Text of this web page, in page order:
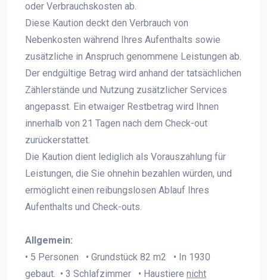
oder Verbrauchskosten ab.
Diese Kaution deckt den Verbrauch von
Nebenkosten während Ihres Aufenthalts sowie
zusätzliche in Anspruch genommene Leistungen ab.
Der endgültige Betrag wird anhand der tatsächlichen
Zählerstände und Nutzung zusätzlicher Services
angepasst. Ein etwaiger Restbetrag wird Ihnen
innerhalb von 21 Tagen nach dem Check-out
zurückerstattet.
Die Kaution dient lediglich als Vorauszahlung für
Leistungen, die Sie ohnehin bezahlen würden, und
ermöglicht einen reibungslosen Ablauf Ihres
Aufenthalts und Check-outs.
Allgemein:
• 5 Personen • Grundstück 82 m2 • In 1930
gebaut. • 3 Schlafzimmer • Haustiere nicht